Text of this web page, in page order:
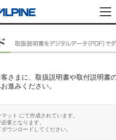
さまに、取扱説明書や取付説明書
進みください。
ット にて作成されています。
要となります。
ウンロードしてください。